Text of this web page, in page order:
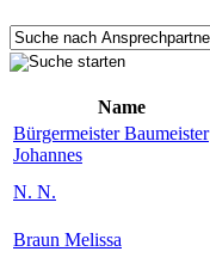
Name
Bürgermeister Baumeister
Johannes
N. N.
Braun Melissa